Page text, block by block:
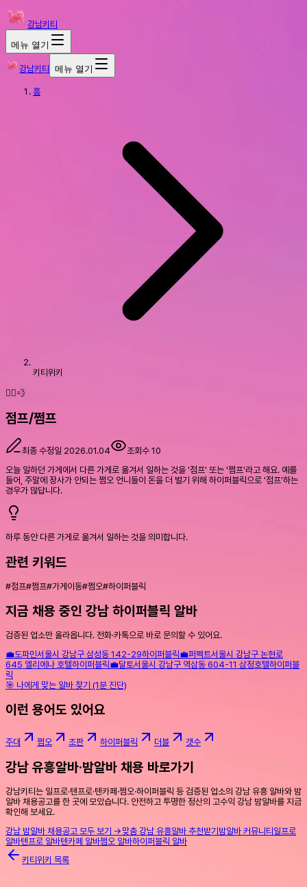
강남키티
메뉴 열기
강남키티 메뉴 열기
홈
키티위키
🏃‍♀️💨
점프/쩜프
최종 수정일 2026.01.04 조회수 10
오늘 일하던 가게에서 다른 가게로 옮겨서 일하는 것을 '점프' 또는 '쩜프'라고 해요. 예를
들어, 주말에 장사가 안되는 쩜오 언니들이 돈을 더 벌기 위해 하이퍼블릭으로 '점프'하는
경우가 많답니다.
하루 동안 다른 가게로 옮겨서 일하는 것을 의미합니다.
관련 키워드
#점프#쩜프#가게이동#쩜오#하이퍼블릭
지금 채용 중인 강남 하이퍼블릭 알바
검증된 업소만 올라옵니다. 전화·카톡으로 바로 문의할 수 있어요.
💼도파민서울시 강남구 삼성동 142-29하이퍼블릭💼퍼펙트서울시 강남구 논현로
645 엘리에나 호텔하이퍼블릭💼달토서울시 강남구 역삼동 604-11 삼정호텔하이퍼블
릭
🎯 나에게 맞는 알바 찾기 (1분 진단)
이런 용어도 있어요
주대 쩜오 조판 하이퍼블릭 더블 갯수
강남 유흥알바·밤알바 채용 바로가기
강남키티는 일프로·텐프로·텐카페·쩜오·하이퍼블릭 등 검증된 업소의 강남 유흥 알바와 밤
알바 채용공고를 한 곳에 모았습니다. 안전하고 투명한 정산의 고수익 강남 밤알바를 지금
확인해 보세요.
강남 밤알바 채용공고 모두 보기 → 맞춤 강남 유흥알바 추천받기밤알바 커뮤니티일프로
알바텐프로 알바텐카페 알바쩜오 알바하이퍼블릭 알바
키티위키 목록